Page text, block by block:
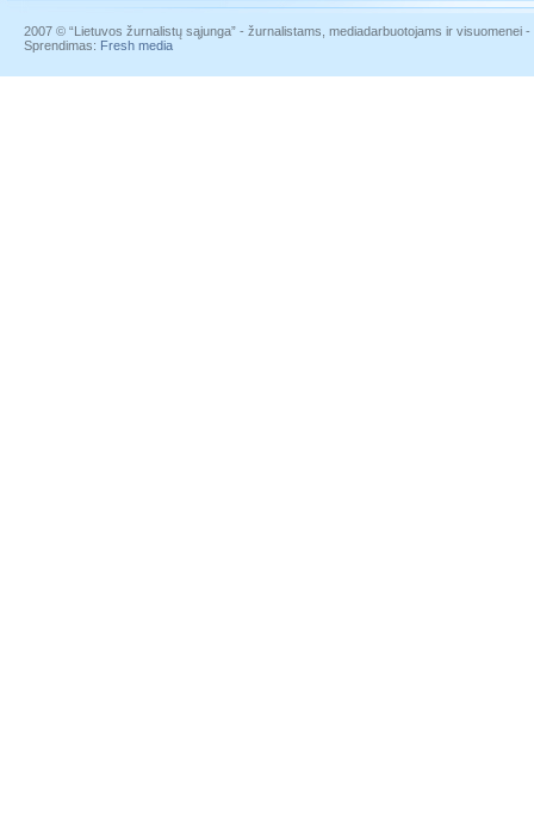
2007 © “Lietuvos žurnalistų sąjunga” - žurnalistams, mediadarbuotojams ir visuomenei
Sprendimas: Fresh media